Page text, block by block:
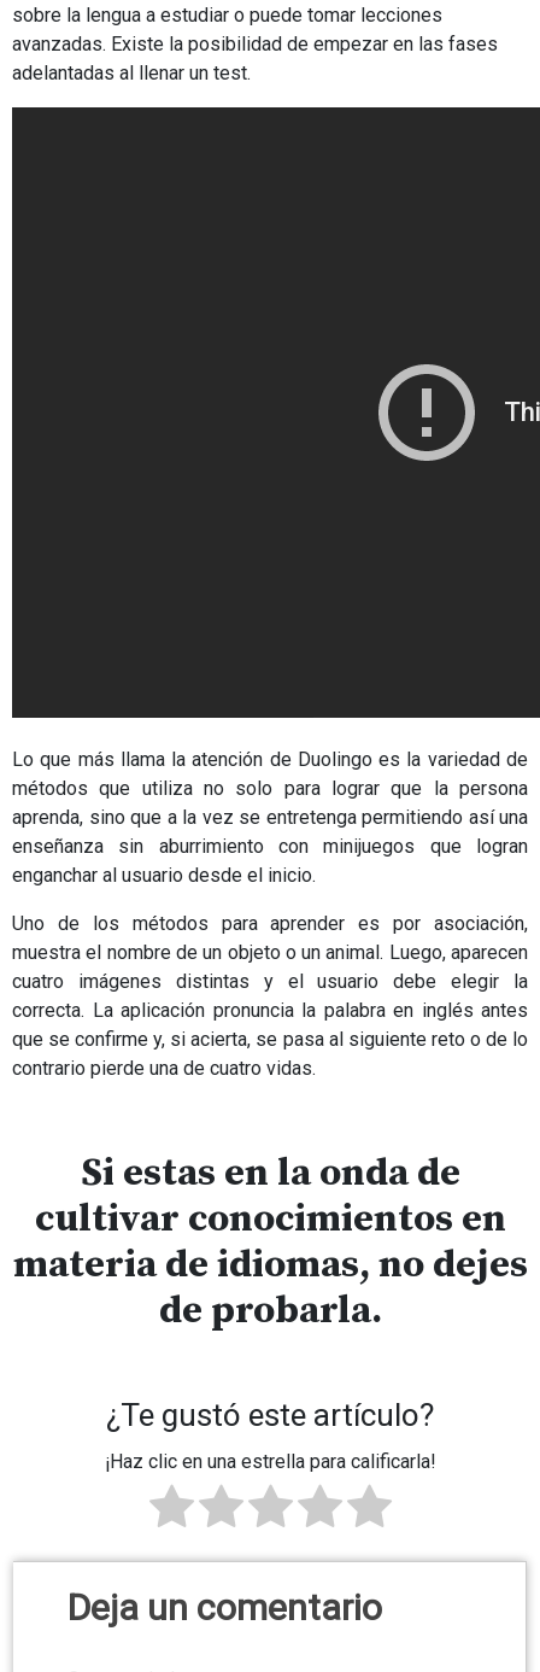
sobre la lengua a estudiar o puede tomar lecciones
avanzadas. Existe la posibilidad de empezar en las fases
adelantadas al llenar un test.
Lo que más llama la atención de Duolingo es la variedad de
métodos que utiliza no solo para lograr que la persona
aprenda, sino que a la vez se entretenga permitiendo así una
enseñanza sin aburrimiento con minijuegos que logran
enganchar al usuario desde el inicio.
Uno de los métodos para aprender es por asociación,
muestra el nombre de un objeto o un animal. Luego, aparecen
cuatro imágenes distintas y el usuario debe elegir la
correcta. La aplicación pronuncia la palabra en inglés antes
que se confirme y, si acierta, se pasa al siguiente reto o de lo
contrario pierde una de cuatro vidas.
Si estas en la onda de
cultivar conocimientos en
materia de idiomas, no dejes
de probarla.
¿Te gustó este artículo?
¡Haz clic en una estrella para calificarla!
Deja un comentario